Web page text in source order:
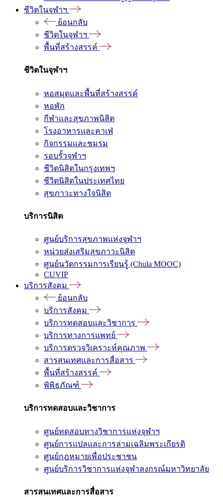
ชีวิตในจุฬาฯ
ย้อนกลับ
ชีวิตในจุฬาฯ
พื้นที่สร้างสรรค์
ชีวิตในจุฬาฯ
หอสมุดและพื้นที่สร้างสรรค์
หอพัก
กีฬาและสุขภาพนิสิต
โรงอาหารและคาเฟ่
กิจกรรมและชมรม
รอบรั้วจุฬาฯ
ชีวิตนิสิตในกรุงเทพฯ
ชีวิตนิสิตในประเทศไทย
สุขภาวะทางใจนิสิต
บริการนิสิต
ศูนย์บริการสุขภาพแห่งจุฬาฯ
หน่วยส่งเสริมสุขภาวะนิสิต
ศูนย์นวัตกรรมการเรียนรู้ (Chula MOOC)
CUVIP
บริการสังคม
ย้อนกลับ
บริการสังคม
บริการทดสอบและวิชาการ
บริการทางการแพทย์
บริการตรวจวิเคราะห์คุณภาพ
สารสนเทศและการสื่อสาร
พื้นที่สร้างสรรค์
พิพิธภัณฑ์
บริการทดสอบและวิชาการ
ศูนย์ทดสอบทางวิชาการแห่งจุฬาฯ
ศูนย์การแปลและการล่ามเฉลิมพระเกียรติ
ศูนย์กฎหมายเพื่อประชาชน
ศูนย์บริการวิชาการแห่งจุฬาลงกรณ์มหาวิทยาลัย
สารสนเทศและการสื่อสาร